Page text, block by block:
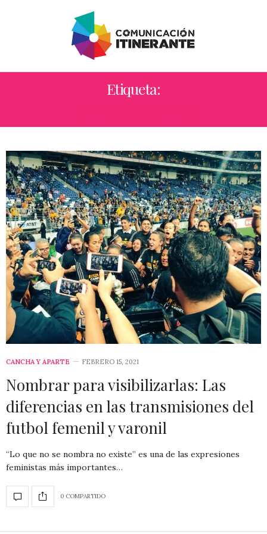
Etiqueta:
CANCHA Y APARTE FEBRERO 15, 2021
Nombrar para visibilizarlas: Las
diferencias en las transmisiones del
futbol femenil y varonil
“Lo que no se nombra no existe” es una de las expresiones
feministas más importantes…
0 COMPARTIDO